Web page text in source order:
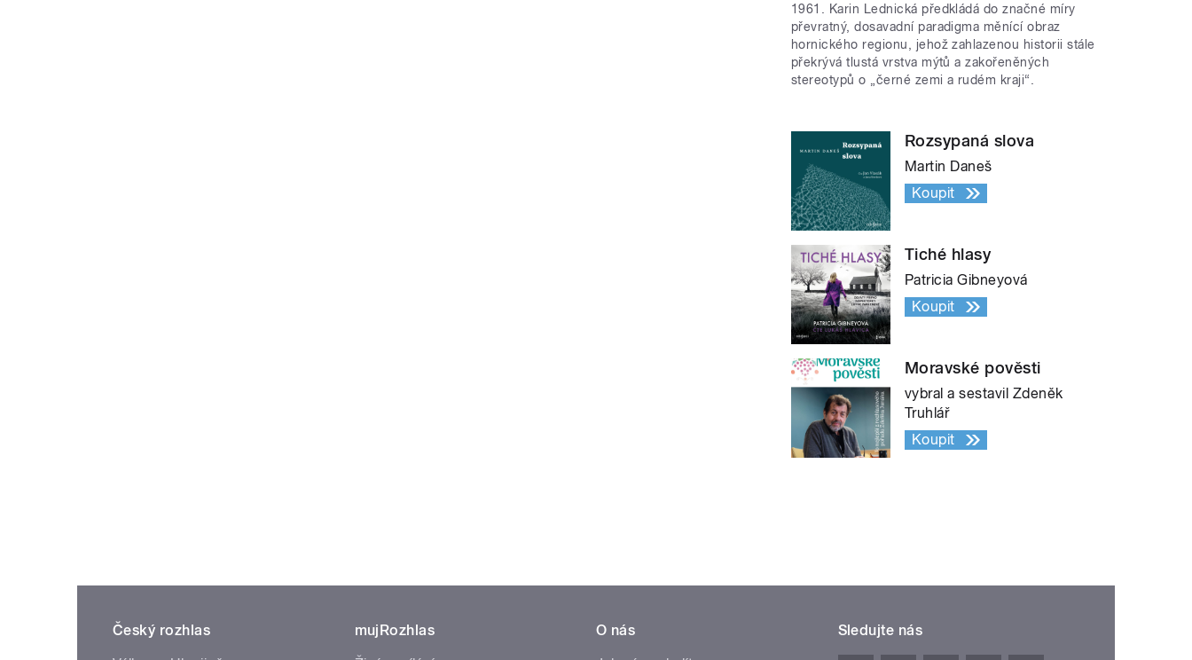
1961. Karin Lednická předkládá do značné míry
převratný, dosavadní paradigma měnící obraz
hornického regionu, jehož zahlazenou historii stále
překrývá tlustá vrstva mýtů a zakořeněných
stereotypů o „černé zemi a rudém kraji“.
Rozsypaná slova
Martin Daneš
Koupit
Tiché hlasy
Patricia Gibneyová
Koupit
Moravské pověsti
vybral a sestavil Zdeněk
Truhlář
Koupit
Český rozhlas
mujRozhlas
O nás
Sledujte nás